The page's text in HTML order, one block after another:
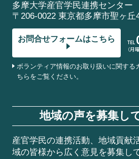
多摩大学産官学民連携センター
〒206-0022 東京都多摩市聖ヶ丘
お問合せフォームはこちら TEL
（月
ボランティア情報のお取り扱いに関する
ちらをご覧ください。
地域の声を募集し
産官学民の連携活動、地域貢献
域の皆様から広く意見を募集し